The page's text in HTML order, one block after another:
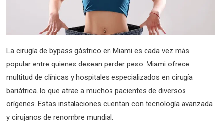
La cirugía de bypass gástrico en Miami es cada vez más
popular entre quienes desean perder peso. Miami ofrece
multitud de clínicas y hospitales especializados en cirugía
bariátrica, lo que atrae a muchos pacientes de diversos
orígenes. Estas instalaciones cuentan con tecnología avanzada
y cirujanos de renombre mundial.